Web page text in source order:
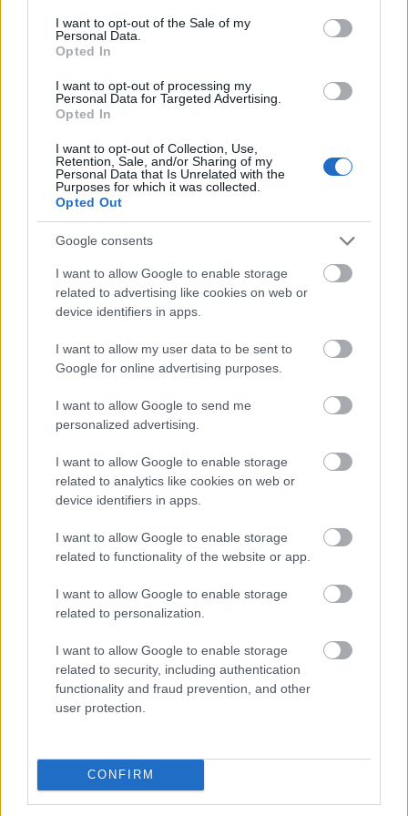
consent section.
I want to opt-out of the Sale of my
Personal Data.
Opted In
I want to opt-out of processing my
Personal Data for Targeted Advertising.
Opted In
I want to opt-out of Collection, Use,
Retention, Sale, and/or Sharing of my
Personal Data that Is Unrelated with the
Purposes for which it was collected.
Opted Out
Google consents
I want to allow Google to enable storage
related to advertising like cookies on web or
device identifiers in apps.
I want to allow my user data to be sent to
Google for online advertising purposes.
I want to allow Google to send me
personalized advertising.
I want to allow Google to enable storage
related to analytics like cookies on web or
device identifiers in apps.
I want to allow Google to enable storage
related to functionality of the website or app.
I want to allow Google to enable storage
related to personalization.
I want to allow Google to enable storage
related to security, including authentication
functionality and fraud prevention, and other
user protection.
CONFIRM
Magne Haga fra elitelaget Team AF Håndverk
Eirik Mysen fra Team Aker Dæhlie
Mikael Gunnulfsen fra Team Aker Dæhlie
Amund Korsæth, sammenlagtvinner av
verdenscupen i rulleski 2022 fra Team Aker
Dæhlie
Mattis Stenshagen fra Team Aker Dæhlie
Frank Løke
Emil Gukild (fra NRK)
Pimp Lotion, rapper og langrennsløper med
gaffateip og olabukser
Les også:Så hardt satser de nest beste i Norge
Og ja: Påmeldingen er fortsatt åpen.
Meld deg på vårt nyhetsbrev
Meld deg på
MEST LEST
gull
Vasalo
makto
ppvis
ning i
på
ur –
Klæb
signer
gs nye
e med